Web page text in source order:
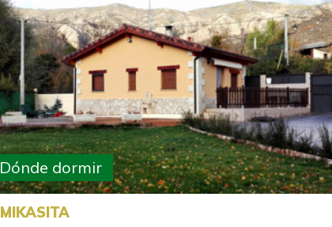
Dónde dormir
MIKASITA